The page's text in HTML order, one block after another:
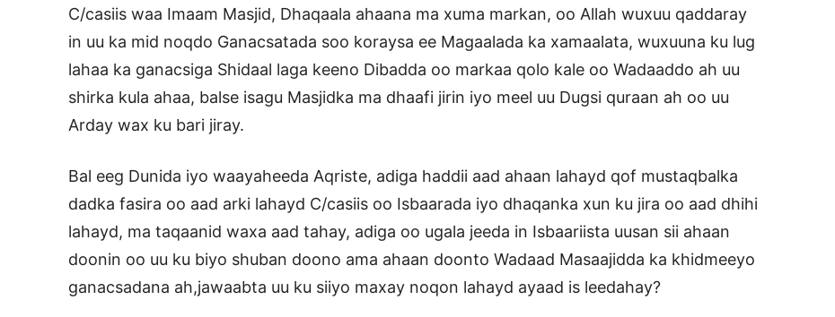
C/casiis waa Imaam Masjid, Dhaqaala ahaana ma xuma markan, oo Allah wuxuu qaddaray
in uu ka mid noqdo Ganacsatada soo koraysa ee Magaalada ka xamaalata, wuxuuna ku lug
lahaa ka ganacsiga Shidaal laga keeno Dibadda oo markaa qolo kale oo Wadaaddo ah uu
shirka kula ahaa, balse isagu Masjidka ma dhaafi jirin iyo meel uu Dugsi quraan ah oo uu
Arday wax ku bari jiray.
Bal eeg Dunida iyo waayaheeda Aqriste, adiga haddii aad ahaan lahayd qof mustaqbalka
dadka fasira oo aad arki lahayd C/casiis oo Isbaarada iyo dhaqanka xun ku jira oo aad dhihi
lahayd, ma taqaanid waxa aad tahay, adiga oo ugala jeeda in Isbaariista uusan sii ahaan
doonin oo uu ku biyo shuban doono ama ahaan doonto Wadaad Masaajidda ka khidmeeyo
ganacsadana ah,jawaabta uu ku siiyo maxay noqon lahayd ayaad is leedahay?